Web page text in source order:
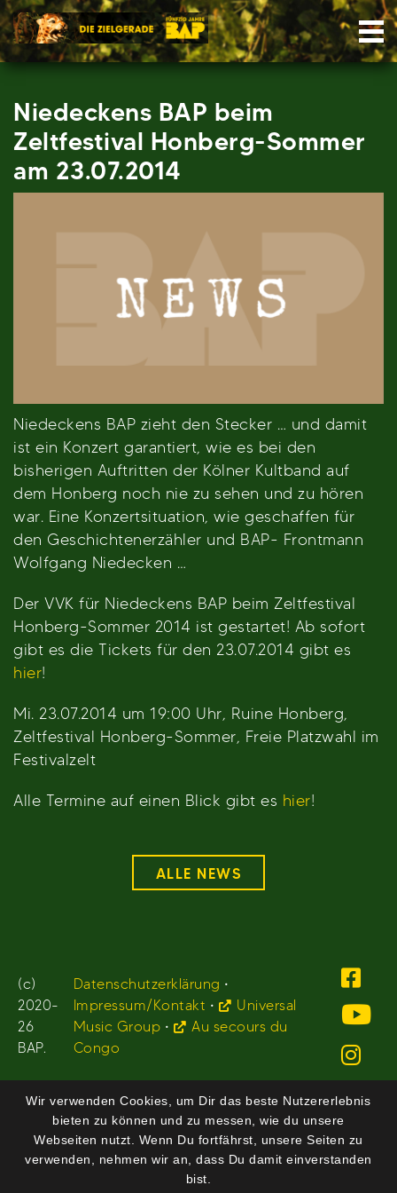
Skip
to
content
Niedeckens BAP beim
Zeltfestival Honberg-Sommer
am 23.07.2014
Niedeckens BAP zieht den Stecker … und damit
ist ein Konzert garantiert, wie es bei den
bisherigen Auftritten der Kölner Kultband auf
dem Honberg noch nie zu sehen und zu hören
war. Eine Konzertsituation, wie geschaffen für
den Geschichtenerzähler und BAP- Frontmann
Wolfgang Niedecken …
Der VVK für Niedeckens BAP beim Zeltfestival
Honberg-Sommer 2014 ist gestartet! Ab sofort
gibt es die Tickets für den 23.07.2014 gibt es
hier!
Mi. 23.07.2014 um 19:00 Uhr, Ruine Honberg,
Zeltfestival Honberg-Sommer, Freie Platzwahl im
Festivalzelt
Alle Termine auf einen Blick gibt es hier!
ALLE NEWS
(c)
2020-
26
BAP.
Datenschutzerklärung •
Impressum/Kontakt •
Universal
Music Group •
Au secours du
Congo
Wir verwenden Cookies, um Dir das beste Nutzererlebnis
bieten zu können und zu messen, wie du unsere
Webseiten nutzt. Wenn Du fortfährst, unsere Seiten zu
verwenden, nehmen wir an, dass Du damit einverstanden
bist.